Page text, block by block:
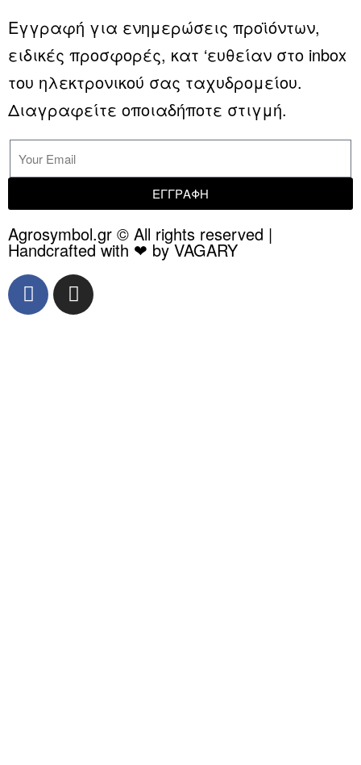
Εγγραφή για ενημερώσεις προϊόντων,
ειδικές προσφορές, κατ ‘ευθείαν στο inbox
του ηλεκτρονικού σας ταχυδρομείου.
Διαγραφείτε οποιαδήποτε στιγμή.
ΕΓΓΡΑΦΗ
Agrosymbol.gr © All rights reserved |
Handcrafted with ❤ by VAGARY